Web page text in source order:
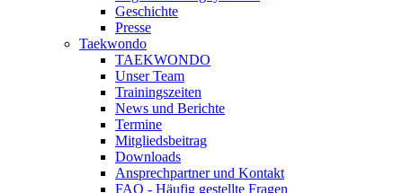
Geschichte
Presse
Taekwondo
TAEKWONDO
Unser Team
Trainingszeiten
News und Berichte
Termine
Mitgliedsbeitrag
Downloads
Ansprechpartner und Kontakt
FAQ - Häufig gestellte Fragen